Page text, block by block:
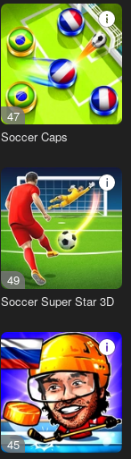
47
Soccer Caps
49
Soccer Super Star 3D
45